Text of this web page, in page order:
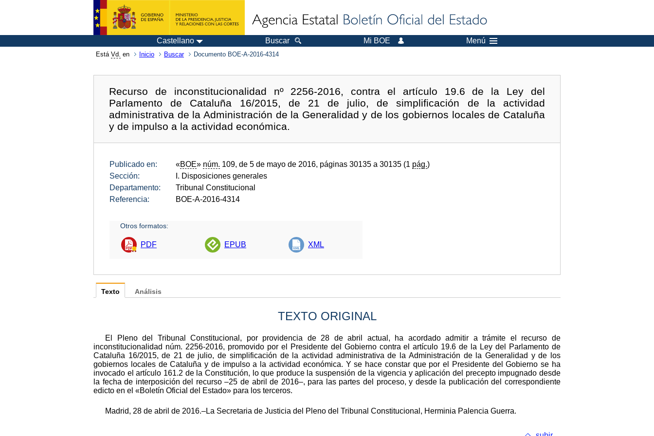
Castellano Buscar Mi BOE Menú
Está Vd. en Inicio Buscar Documento BOE-A-2016-4314
Recurso de inconstitucionalidad nº 2256-2016, contra el artículo 19.6 de la Ley del
Parlamento de Cataluña 16/2015, de 21 de julio, de simplificación de la actividad
administrativa de la Administración de la Generalidad y de los gobiernos locales de Cataluña
y de impulso a la actividad económica.
Publicado en: «BOE» núm. 109, de 5 de mayo de 2016, páginas 30135 a 30135 (1 pág.)
Sección:
I. Disposiciones generales
Departamento:
Tribunal Constitucional
Referencia:
BOE-A-2016-4314
Otros formatos:
PDF EPUB XML
Texto
TEXTO ORIGINAL
El Pleno del Tribunal Constitucional, por providencia de 28 de abril actual, ha acordado admitir a trámite el recurso de
inconstitucionalidad núm. 2256-2016, promovido por el Presidente del Gobierno contra el artículo 19.6 de la Ley del Parlamento de
Cataluña 16/2015, de 21 de julio, de simplificación de la actividad administrativa de la Administración de la Generalidad y de los
gobiernos locales de Cataluña y de impulso a la actividad económica. Y se hace constar que por el Presidente del Gobierno se ha
invocado el artículo 161.2 de la Constitución, lo que produce la suspensión de la vigencia y aplicación del precepto impugnado desde
la fecha de interposición del recurso –25 de abril de 2016–, para las partes del proceso, y desde la publicación del correspondiente
edicto en el «Boletín Oficial del Estado» para los terceros.
Madrid, 28 de abril de 2016.–La Secretaria de Justicia del Pleno del Tribunal Constitucional, Herminia Palencia Guerra.
Análisis